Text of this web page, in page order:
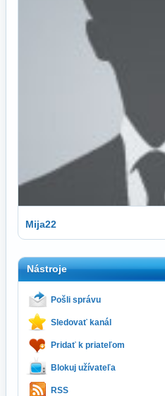
Mija22
Nástroje
Pošli správu
Sledovať kanál
Pridať k priateľom
Blokuj užívateľa
RSS